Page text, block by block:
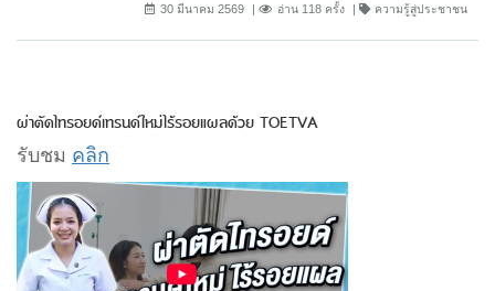
30 มีนาคม 2569 อ่าน 118 ครั้ง ความรู้สู่ประชาชน
ผ่าตัดไทรอยด์เทรนด์ใหม่ไร้รอยแผลด้วย TOETVA
รับชม คลิก